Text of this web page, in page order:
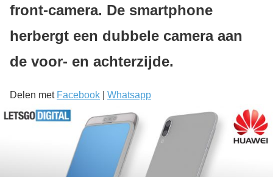
front-camera. De smartphone
herbergt een dubbele camera aan
de voor- en achterzijde.
Delen met Facebook Whatsapp